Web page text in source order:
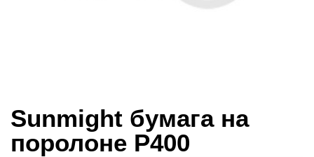
Sunmight бумага на
поролоне P400